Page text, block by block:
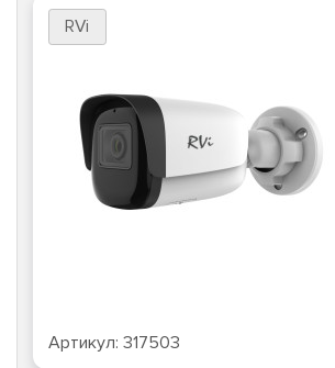
RVi
Артикул: 317503